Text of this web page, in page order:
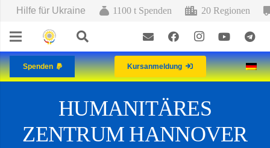
Hilfe für Ukraine 1100 t Spenden 20 Regionen
Spenden Kursanmeldung
HUMANITÄRES
ZENTRUM HANNOVER